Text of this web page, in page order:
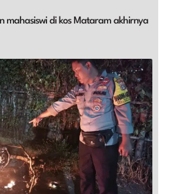
mahasiswi di kos Mataram akhirnya